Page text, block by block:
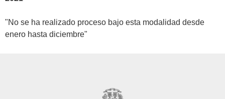
"No se ha realizado proceso bajo esta modalidad desde
enero hasta diciembre"